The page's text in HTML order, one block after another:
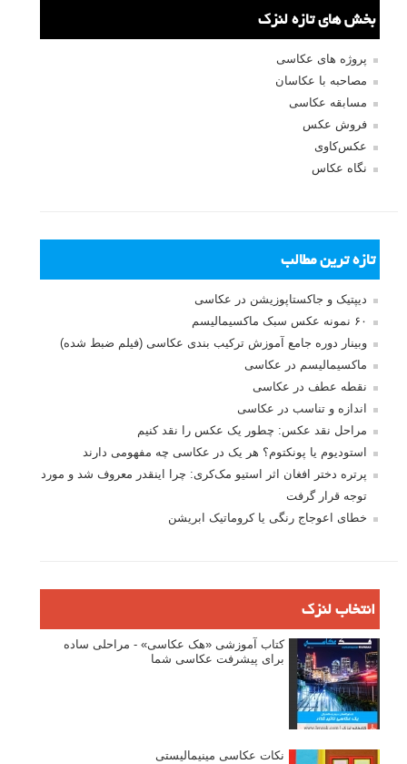
بخش های تازه لنزک
پروژه های عکاسی
مصاحبه با عکاسان
مسابقه عکاسی
فروش عکس
عکس‌کاوی
نگاه عکاس
تازه ترین مطالب
دیپتیک و جاکستا‌پوزیشن در عکاسی
۶۰ نمونه عکس سبک ماکسیمالیسم
وبینار دوره جامع آموزش ترکیب بندی عکاسی (فیلم ضبط شده)
ماکسیمالیسم در عکاسی
نقطه عطف در عکاسی
اندازه و تناسب در عکاسی
مراحل نقد عکس: چطور یک عکس را نقد کنیم
استودیوم یا پونکتوم؟ هر یک در عکاسی چه مفهومی دارند
پرتره دختر افغان اثر استیو مک‌کری: چرا اینقدر معروف شد و مورد
توجه قرار گرفت
خطای اعوجاج رنگی یا کروماتیک ابریشن
انتخاب لنزک
کتاب آموزشی «هک عکاسی» - مراحلی ساده
برای پیشرفت عکاسی شما
نکات عکاسی مینیمالیستی